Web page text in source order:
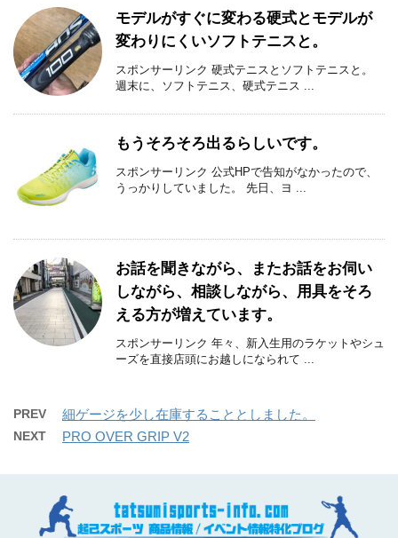
モデルがすぐに変わる硬式とモデルが
変わりにくいソフトテニスと。
スポンサーリンク 硬式テニスとソフトテニスと。
週末に、ソフトテニス、硬式テニス ...
もうそろそろ出るらしいです。
スポンサーリンク 公式HPで告知がなかったので、
うっかりしていました。 先日、ヨ ...
お話を聞きながら、またお話をお伺い
しながら、相談しながら、用具をそろ
える方が増えています。
スポンサーリンク 年々、新入生用のラケットやシュ
ーズを直接店頭にお越しになられて ...
PREV 細ゲージを少し在庫することとしました。
NEXT PRO OVER GRIP V2